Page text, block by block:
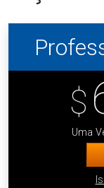
$
Uma